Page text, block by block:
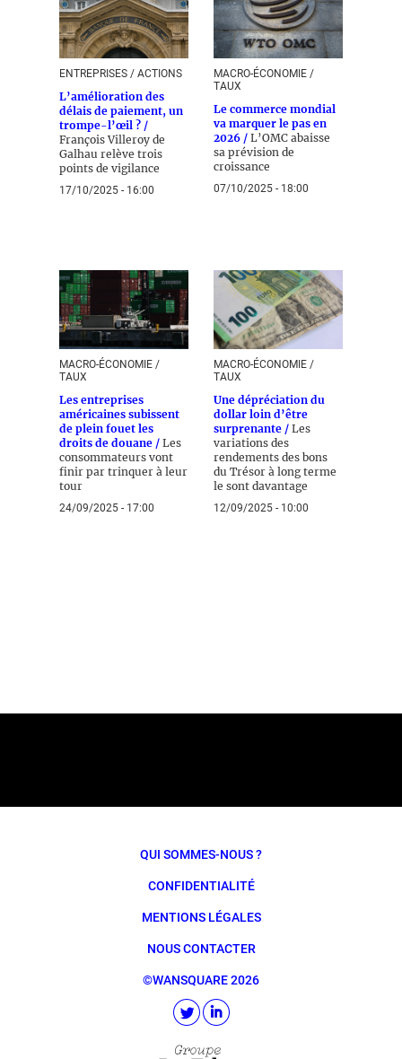
ENTREPRISES / ACTIONS
L’amélioration des
délais de paiement, un
trompe-l’œil ? /
François Villeroy de
Galhau relève trois
points de vigilance
17/10/2025 - 16:00
MACRO-ÉCONOMIE /
TAUX
Le commerce mondial
va marquer le pas en
2026 / L’OMC abaisse
sa prévision de
croissance
07/10/2025 - 18:00
MACRO-ÉCONOMIE /
TAUX
Les entreprises
américaines subissent
de plein fouet les
droits de douane / Les
consommateurs vont
finir par trinquer à leur
tour
24/09/2025 - 17:00
MACRO-ÉCONOMIE /
TAUX
Une dépréciation du
dollar loin d’être
surprenante / Les
variations des
rendements des bons
du Trésor à long terme
le sont davantage
12/09/2025 - 10:00
QUI SOMMES-NOUS ?
CONFIDENTIALITÉ
MENTIONS LÉGALES
NOUS CONTACTER
©WANSQUARE 2026